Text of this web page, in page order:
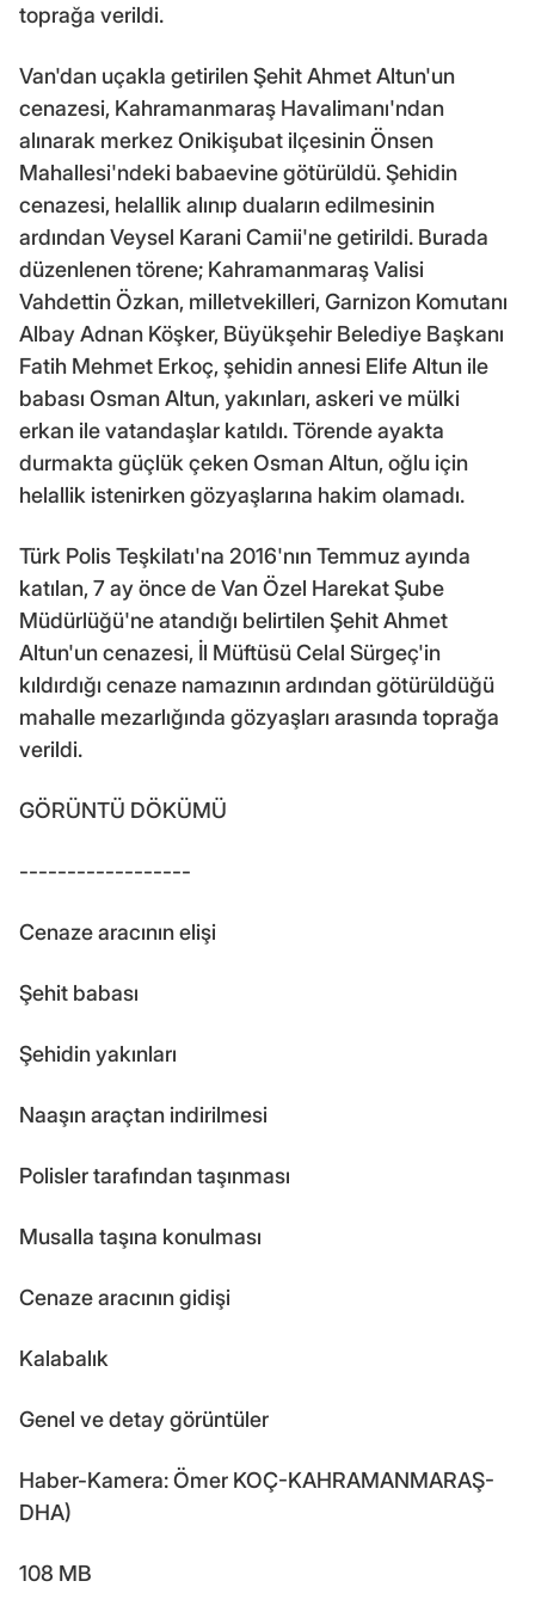
toprağa verildi.
Van'dan uçakla getirilen Şehit Ahmet Altun'un
cenazesi, Kahramanmaraş Havalimanı'ndan
alınarak merkez Onikişubat ilçesinin Önsen
Mahallesi'ndeki babaevine götürüldü. Şehidin
cenazesi, helallik alınıp duaların edilmesinin
ardından Veysel Karani Camii'ne getirildi. Burada
düzenlenen törene; Kahramanmaraş Valisi
Vahdettin Özkan, milletvekilleri, Garnizon Komutanı
Albay Adnan Köşker, Büyükşehir Belediye Başkanı
Fatih Mehmet Erkoç, şehidin annesi Elife Altun ile
babası Osman Altun, yakınları, askeri ve mülki
erkan ile vatandaşlar katıldı. Törende ayakta
durmakta güçlük çeken Osman Altun, oğlu için
helallik istenirken gözyaşlarına hakim olamadı.
Türk Polis Teşkilatı'na 2016'nın Temmuz ayında
katılan, 7 ay önce de Van Özel Harekat Şube
Müdürlüğü'ne atandığı belirtilen Şehit Ahmet
Altun'un cenazesi, İl Müftüsü Celal Sürgeç'in
kıldırdığı cenaze namazının ardından götürüldüğü
mahalle mezarlığında gözyaşları arasında toprağa
verildi.
GÖRÜNTÜ DÖKÜMÜ
------------------
Cenaze aracının elişi
Şehit babası
Şehidin yakınları
Naaşın araçtan indirilmesi
Polisler tarafından taşınması
Musalla taşına konulması
Cenaze aracının gidişi
Kalabalık
Genel ve detay görüntüler
Haber-Kamera: Ömer KOÇ-KAHRAMANMARAŞ-
DHA)
108 MB